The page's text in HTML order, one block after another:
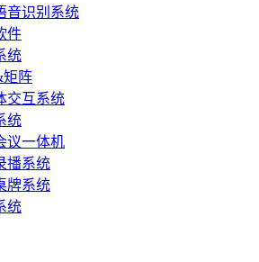
音识别系统
件
统
矩阵
交互系统
统
议一体机
播系统
牌系统
统